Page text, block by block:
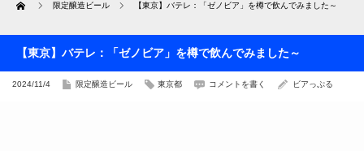
Home 限定醸造ビール 【東京】バテレ：「ゼノビア」を樽で飲んでみました～
【東京】バテレ：「ゼノビア」を樽で飲んでみました～
2024/11/4 限定醸造ビール 東京都 コメントを書く ビアっぷる